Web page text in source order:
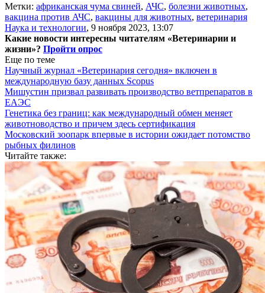
Метки: африканская чума свиней, АЧС, болезни животных,
вакцина против АЧС, вакцины для животных, ветеринария
Наука и технологии, 9 ноября 2023, 13:07
Какие новости интересны читателям «Ветеринарии и
жизни»? Пройти опрос
Еще по теме
Научный журнал «Ветеринария сегодня» включен в
международную базу данных Scopus
Мишустин призвал развивать производство ветпрепаратов в
ЕАЭС
Генетика без границ: как международный обмен меняет
животноводство и причем здесь сертификация
Московский зоопарк впервые в истории ожидает потомство
рыбных филинов
Читайте также: